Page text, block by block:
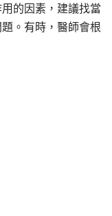
的因素，建議找當
。有時，醫師會根